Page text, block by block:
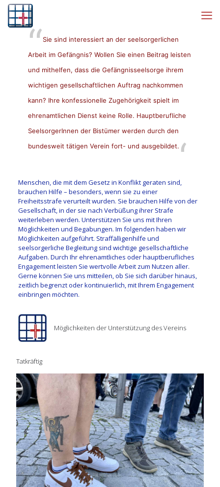
Sie sind interessiert an der seelsorgerlichen
Arbeit im Gefängnis? Wollen Sie einen Beitrag leisten
und mithelfen, dass die Gefängnisseelsorge ihrem
wichtigen gesellschaftlichen Auftrag nachkommen
kann? Ihre konfessionelle Zugehörigkeit spielt im
ehrenamtlichen Dienst keine Rolle. Hauptberufliche
SeelsorgerInnen der Bistümer werden durch den
bundesweit tätigen Verein fort- und ausgebildet.
Menschen, die mit dem Gesetz in Konflikt geraten sind,
brauchen Hilfe – besonders, wenn sie zu einer
Freiheitsstrafe verurteilt wurden. Sie brauchen Hilfe von der
Gesellschaft, in der sie nach Verbüßung ihrer Strafe
weiterleben werden. Unterstützen Sie uns mit Ihren
Möglichkeiten und Begabungen. Im folgenden haben wir
Möglichkeiten aufgeführt. Straffälligenhilfe und
seelsorgerliche Begleitung sind wichtige gesellschaftliche
Aufgaben. Durch Ihr ehrenamtliches oder hauptberufliches
Engagement leisten Sie wertvolle Arbeit zum Nutzen aller.
Gerne können Sie uns mitteilen, ob Sie sich darüber hinaus,
zeitlich begrenzt oder kontinuierlich, mit Ihrem Engagement
einbringen möchten.
Möglichkeiten der Unterstützung des Vereins
Tatkräftig